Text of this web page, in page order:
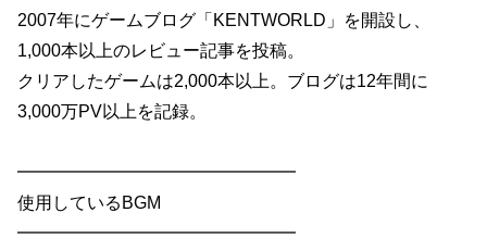
2007年にゲームブログ「KENTWORLD」を開設し、
1,000本以上のレビュー記事を投稿。
クリアしたゲームは2,000本以上。ブログは12年間に
3,000万PV以上を記録。
━━━━━━━━━━━━━━━━
使用しているBGM
━━━━━━━━━━━━━━━━